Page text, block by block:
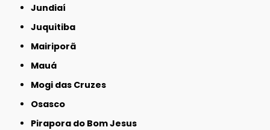
Jundiaí
Juquitiba
Mairiporã
Mauá
Mogi das Cruzes
Osasco
Pirapora do Bom Jesus